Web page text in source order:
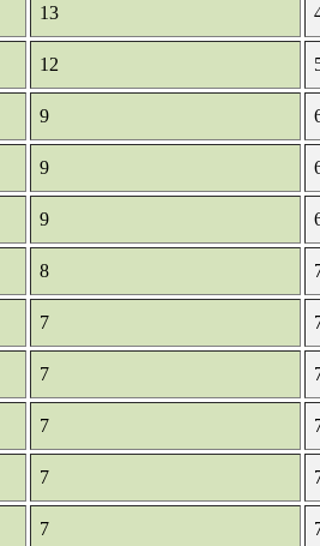
13
12
9
9
9
8
7
7
7
7
7